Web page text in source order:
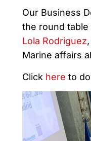
Our Business
the round
Lola Rodriguez
Marine affairs
Click here to